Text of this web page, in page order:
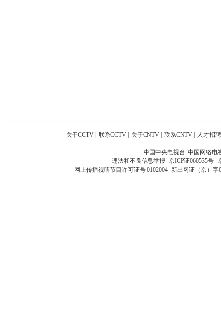
关于CCTV 联系CCTV 关于CNTV 联系CNTV 人才招聘
中国中央电视台 中国网络电
违法和不良信息举报 京ICP证060535号
网上传播视听节目许可证号 0102004 新出网证（京）